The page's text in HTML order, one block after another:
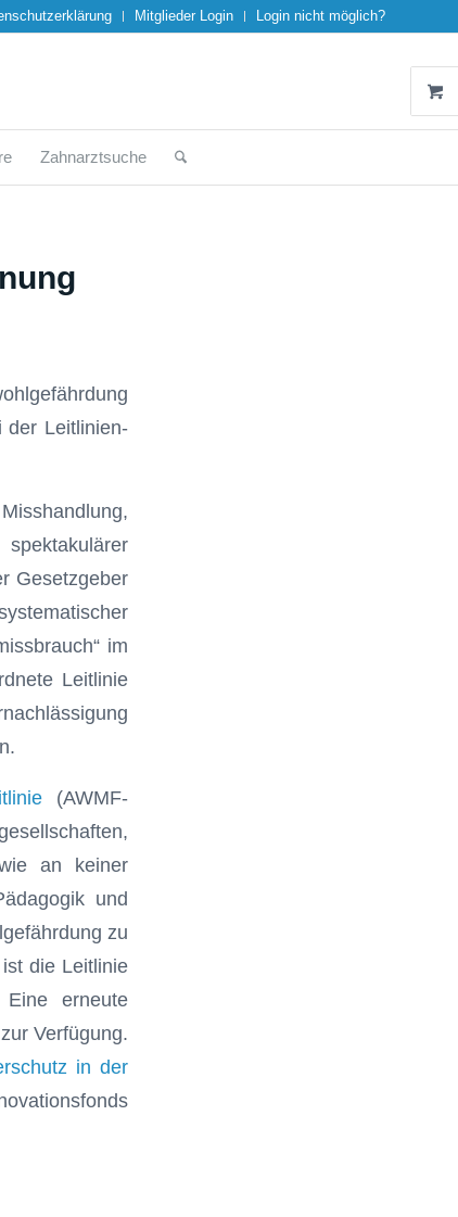
Mitglieder Login Login nicht möglich?
Zahnarztsuche
der Leitlinien-
Gesetzgeber
im
Leitlinie
(AWMF-
an keiner
und
zu
die Leitlinie
erneute
Verfügung.
in der